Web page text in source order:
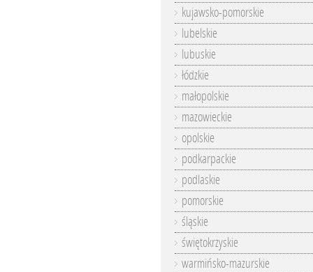
kujawsko-pomorskie
lubelskie
lubuskie
łódzkie
małopolskie
mazowieckie
opolskie
podkarpackie
podlaskie
pomorskie
śląskie
świętokrzyskie
warmińsko-mazurskie